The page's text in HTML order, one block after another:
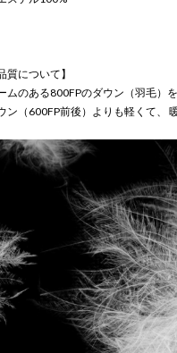
質について】
ムのある800FPのダウン（羽毛）
ン（600FP前後）よりも軽くて、